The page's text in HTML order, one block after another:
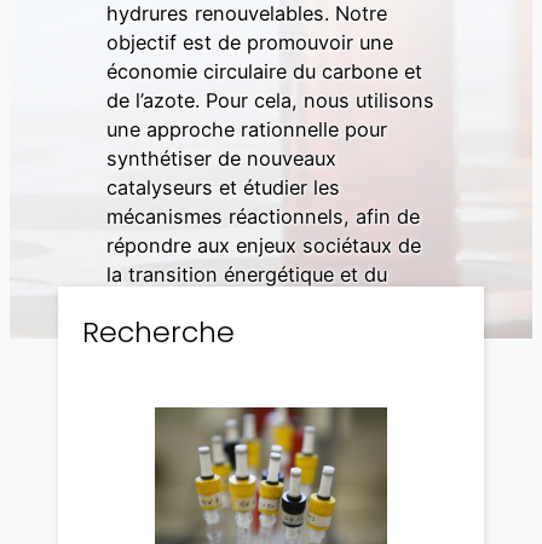
hydrures renouvelables. Notre
objectif est de promouvoir une
économie circulaire du carbone et
de l’azote. Pour cela, nous utilisons
une approche rationnelle pour
synthétiser de nouveaux
catalyseurs et étudier les
mécanismes réactionnels, afin de
répondre aux enjeux sociétaux de
la transition énergétique et du
Recherche